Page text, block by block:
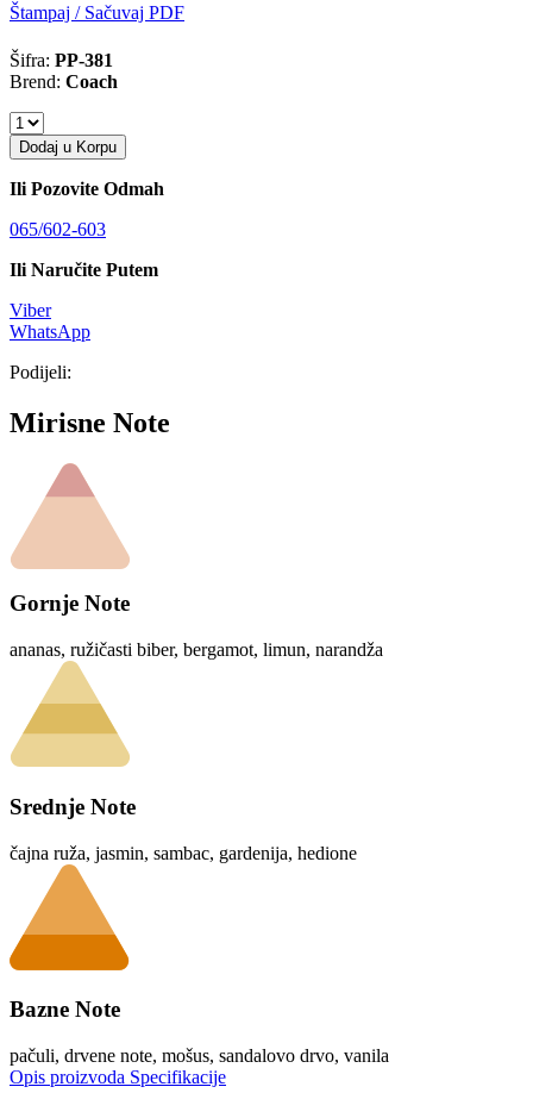
Štampaj / Sačuvaj PDF
Šifra: PP-381
Brend: Coach
Dodaj u Korpu
Ili Pozovite Odmah
065/602-603
Ili Naručite Putem
Viber
WhatsApp
Podijeli:
Mirisne Note
Gornje Note
ananas, ružičasti biber, bergamot, limun, narandža
Srednje Note
čajna ruža, jasmin, sambac, gardenija, hedione
Bazne Note
pačuli, drvene note, mošus, sandalovo drvo, vanila
Opis proizvoda Specifikacije